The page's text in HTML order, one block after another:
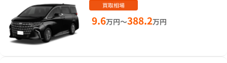
買取相場
9.6万円～388.2万円